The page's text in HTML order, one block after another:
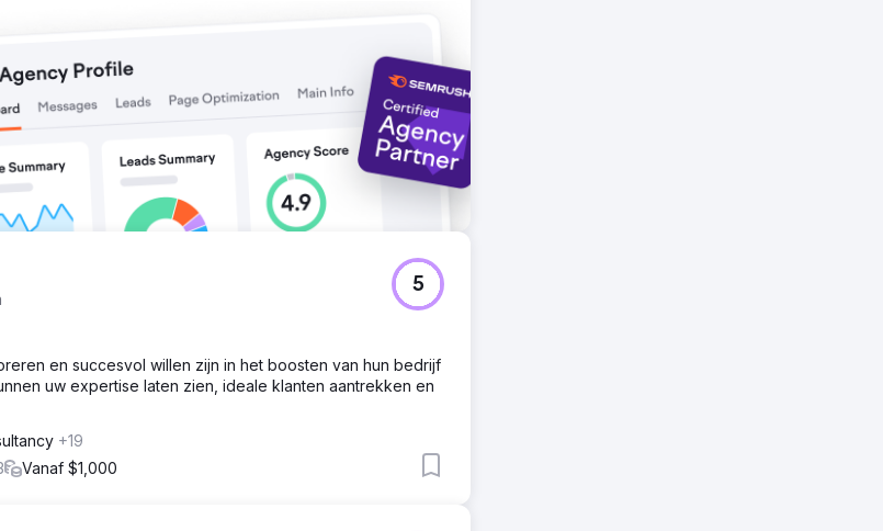
5
en succesvol willen zijn in het boosten van hun bedrijf
uw expertise laten zien, ideale klanten aantrekken en
+19
Vanaf $1,000